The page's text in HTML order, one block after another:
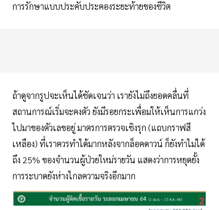
การรักษาแบบประคับประคองระยะท้ายของชีวิต
ถ้าดูจากรูปจะเห็นได้ชัดเจนว่า เรายังไม่ถึงยอดคลื่นที่
สถานการณ์เริ่มจะคงตัว ยังมีรอยกระเพื่อมให้เห็นการแกว่ง
ไปมาของตัวเลขอยู่ มาตรการตรวจเชิงรุก (แถบกราฟสี
เหลือง) ที่เราควรทำได้มากหลังจากล็อคดาวน์ ก็ยังทำไม่ได้
ถึง 25% ของจำนวนผู้ป่วยใหม่รายวัน แสดงว่าการหยุดยั้ง
การระบาดยังห่างไกลความจริงอีกมาก